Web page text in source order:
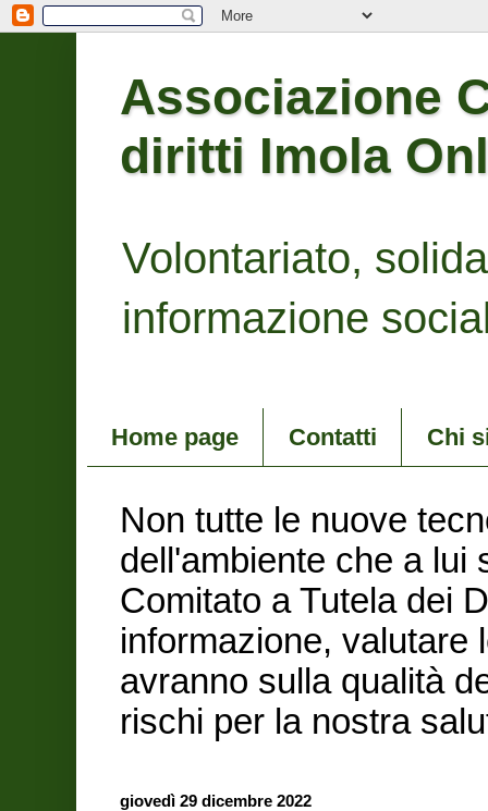
Associazione
diritti Imola
Volontariato,
informazione
Home page Contatti Chi
Non tutte le nuove
dell'ambiente che a lui
Comitato a Tutela dei
informazione, valutare
avranno sulla qualità
rischi per la nostra
giovedì 29 dicembre 2022